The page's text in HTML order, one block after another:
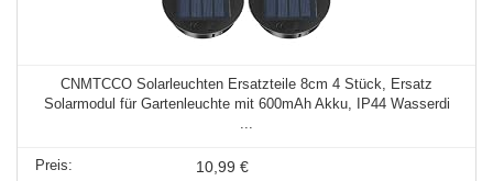
CNMTCCO Solarleuchten Ersatzteile 8cm 4 Stück, Ersatz
Solarmodul für Gartenleuchte mit 600mAh Akku, IP44 Wasserdi
10,99 €